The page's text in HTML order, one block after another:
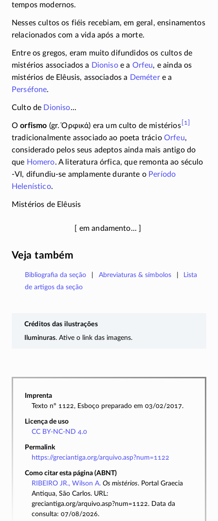
tempos modernos.
Nesses cultos os fiéis recebiam, em geral, ensinamentos
relacionados com a vida após a morte.
Entre os gregos, eram muito difundidos os cultos de
mistérios associados a Dionisoe a Orfeu, e ainda os
mistérios de Elêusis, associados a Demétere a
Perséfone.
Culto de Dioniso...
Oorfismo (gr.Ὀρφικά) era um culto de mistérios [1]
tradicionalmente associado ao poeta trácio Orfeu,
considerado pelos seus adeptos ainda mais antigo do
que Homero. A literatura órfica, que remonta ao século
-VI, difundiu-se amplamente durante o Período
Helenístico.
Mistérios de Elêusis
Veja também
Bibliografia da seção Abreviaturas & símbolos
Lista
de artigos da seção
Créditos das ilustrações
Iluminuras. Ative o link das imagens.
Imprenta
Texto nº 1122, Esboço preparado em 03/02/2017.
Licença de uso
CC BY-NC-ND 4.0
Permalink
https://greciantiga.org/arquivo.asp?num=1122
Como citar esta página (ABNT)
RIBEIRO JR., Wilson A. Os mistérios. Portal Graecia
Antiqua, São Carlos. URL:
greciantiga.org/arquivo.asp?num=1122. Data da
consulta: 07/08/2026.